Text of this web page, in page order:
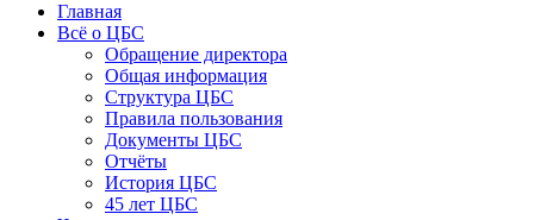
Главная
Всё о ЦБС
Обращение директора
Общая информация
Структура ЦБС
Правила пользования
Документы ЦБС
Отчёты
История ЦБС
45 лет ЦБС